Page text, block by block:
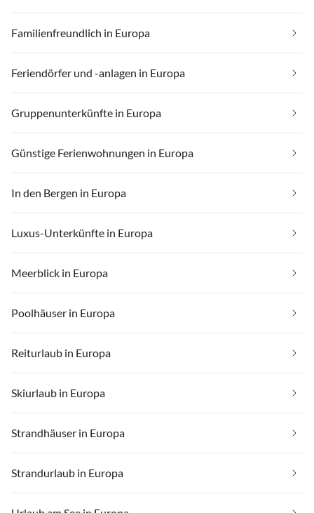
Familienfreundlich in Europa
Feriendörfer und -anlagen in Europa
Gruppenunterkünfte in Europa
Günstige Ferienwohnungen in Europa
In den Bergen in Europa
Luxus-Unterkünfte in Europa
Meerblick in Europa
Poolhäuser in Europa
Reiturlaub in Europa
Skiurlaub in Europa
Strandhäuser in Europa
Strandurlaub in Europa